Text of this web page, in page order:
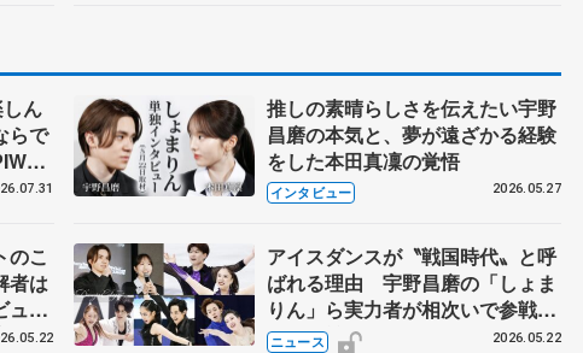
ん
らで
前
推しの素晴らしさを伝えたい宇野
昌磨の本気と、夢が遠ざかる経験
をした本田真凜の覚悟
インタビュー 2026.05.27
のこ
者は
ュー
人、
アイスダンスが〝戦国時代〟と呼
ばれる理由 宇野昌磨の「しょま
りん」ら実力者が相次いで参戦
国内の競争激化
ニュース 2026.05.22